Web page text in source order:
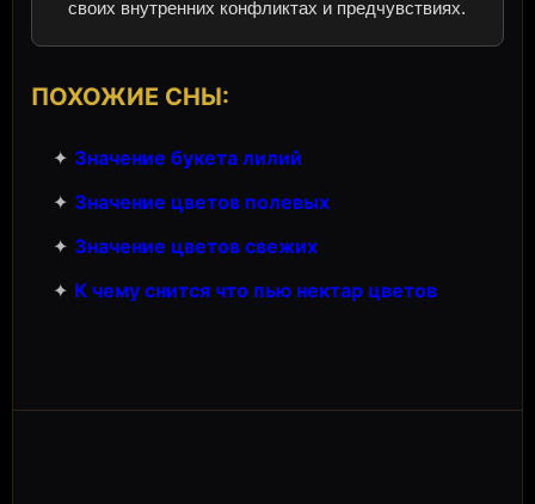
своих внутренних конфликтах и предчувствиях.
ПОХОЖИЕ СНЫ:
✦ Значение букета лилий
✦ Значение цветов полевых
✦ Значение цветов свежих
✦ К чему снится что пью нектар цветов